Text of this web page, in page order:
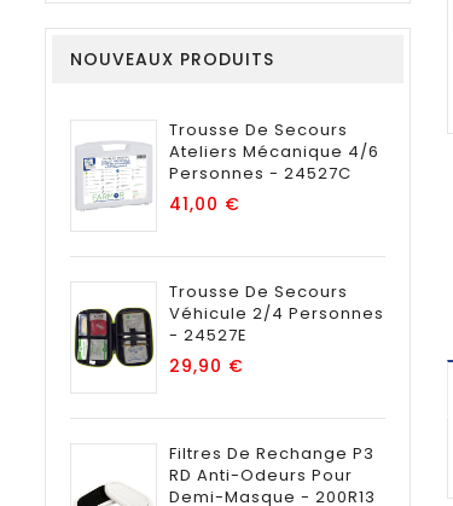
NOUVEAUX PRODUITS
Trousse De Secours
Ateliers Mécanique 4/6
Personnes - 24527C
41,00 €
Trousse De Secours
Véhicule 2/4 Personnes
- 24527E
29,90 €
Filtres De Rechange P3
RD Anti-Odeurs Pour
Demi-Masque - 200R13